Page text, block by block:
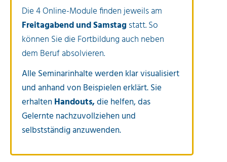
Die 4 Online-Module finden jeweils am
Freitagabend und Samstag statt. So
können Sie die Fortbildung auch neben
dem Beruf absolvieren.
Alle Seminarinhalte werden klar visualisiert
und anhand von Beispielen erklärt. Sie
erhalten Handouts,die helfen, das
Gelernte nachzuvollziehen und
selbstständig anzuwenden.